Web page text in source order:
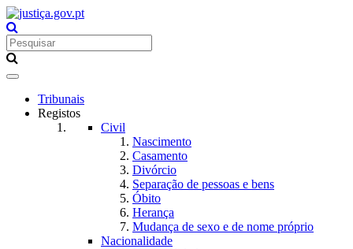
Toggle
navigationTribunais
Registos
Civil
Nascimento
Casamento
Divórcio
Separação de pessoas e bens
Óbito
Herança
Mudança de sexo e de nome próprio
Nacionalidade